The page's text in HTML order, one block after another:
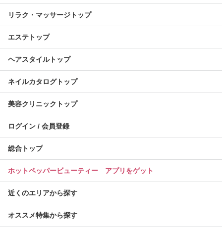
リラク・マッサージトップ
エステトップ
ヘアスタイルトップ
ネイルカタログトップ
美容クリニックトップ
ログイン / 会員登録
総合トップ
ホットペッパービューティー アプリをゲット
近くのエリアから探す
オススメ特集から探す